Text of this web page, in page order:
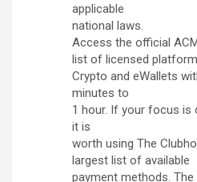
applicable
national laws.
Access the official
list of licensed
Crypto and eWallets
minutes to
1 hour. If your focus is
it is
worth using The
largest list of available
payment methods.